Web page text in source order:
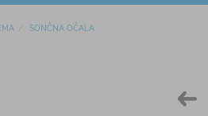
SONČNA OČALA